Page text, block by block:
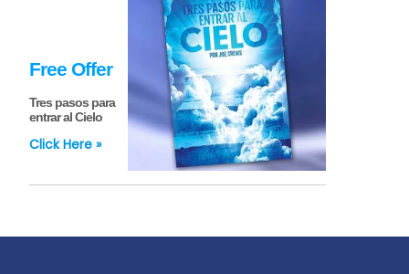
Free Offer
Tres pasos para
entrar al Cielo
Click Here »